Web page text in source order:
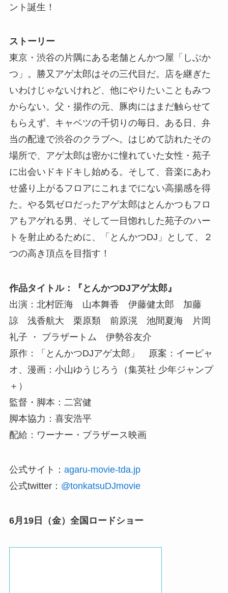
ント誕生！
ストーリー
東京・渋谷の片隅にある老舗とんかつ屋「しぶか
つ」。勝又アゲ太郎はその三代目だ。店を継ぎた
いわけじゃないけれど、他にやりたいこともみつ
からない。父・揚作の元、豚肉にはまだ触らせて
もらえず、キャベツの千切りの毎日。ある日、弁
当の配達で渋谷のクラブへ。はじめて訪れたその
場所で、アゲ太郎は密かに憧れていた女性・苑子
に出会いドキドキし始める。そして、音楽にあわ
せ盛り上がるフロアにこれまでにない高揚感を得
た。やる気ゼロだったアゲ太郎はとんかつもフロ
アもアゲれる男、そして一目惚れした苑子のハー
トを射止めるために、「とんかつDJ」として、２
つの高き頂点を目指す！
作品タイトル：『とんかつDJアゲ太郎』
出演：北村匠海 山本舞香 伊藤健太郎 加藤
諒 浅香航大 栗原類 前原滉 池間夏海 片岡
礼子 ・ ブラザートム 伊勢谷友介
原作：「とんかつDJアゲ太郎」 原案：イーピャ
オ、漫画：小山ゆうじろう（集英社 少年ジャンプ
＋）
監督・脚本：二宮健
脚本協力：喜安浩平
配給：ワーナー・ブラザース映画
公式サイト： agaru-movie-tda.jp
公式twitter： @tonkatsuDJmovie
6月19日（金）全国ロードショー